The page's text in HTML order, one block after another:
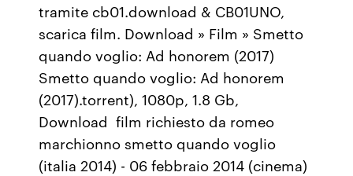
tramite cb01.download & CB01UNO,
scarica film. Download » Film » Smetto
quando voglio: Ad honorem (2017)
Smetto quando voglio: Ad honorem
(2017).torrent), 1080p, 1.8 Gb,
Download film richiesto da romeo
marchionno smetto quando voglio
(italia 2014) - 06 febbraio 2014 (cinema)